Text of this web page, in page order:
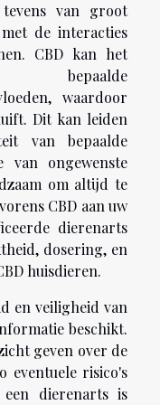
van groot
de interacties
CBD kan het
bepaalde
waardoor
Dit kan leiden
van bepaalde
ongewenste
om altijd te
CBD aan uw
dierenarts
dosering, en
huisdieren.
en veiligheid van
beschikt.
geven over de
eventuele risico's
dierenarts is